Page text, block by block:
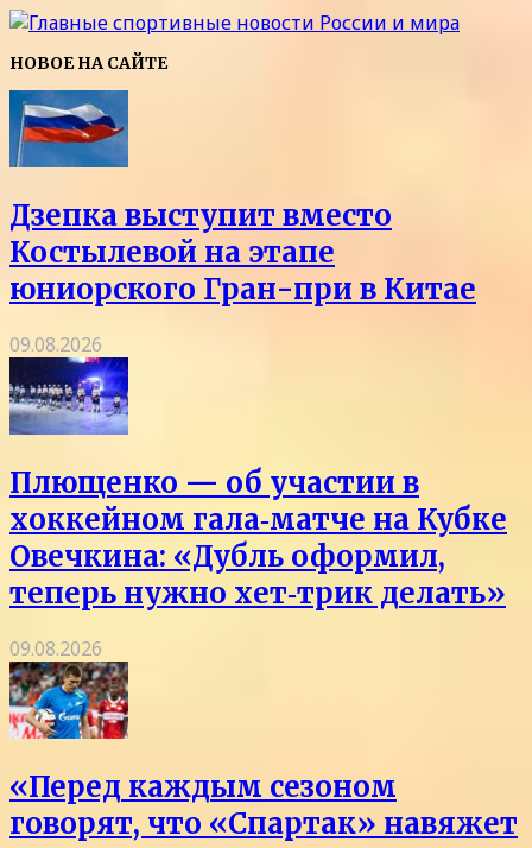
НОВОЕ НА САЙТЕ
Дзепка выступит вместо
Костылевой на этапе
юниорского Гран-при в Китае
09.08.2026
Плющенко — об участии в
хоккейном гала‑матче на Кубке
Овечкина: «Дубль оформил,
теперь нужно хет‑трик делать»
09.08.2026
«Перед каждым сезоном
говорят, что «Спартак» навяжет